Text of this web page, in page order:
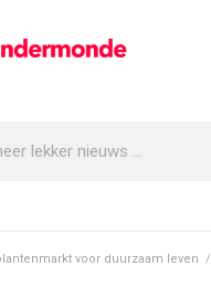
voor duurzaam leven /